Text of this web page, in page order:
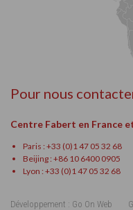
Pour nous
Centre Fabert en France
Paris : +33 (0)1 47 05 32 68
Beijing : +86 10 6400 0905
Lyon : +33 (0)1 47 05 32 68
Développement : Go On Web